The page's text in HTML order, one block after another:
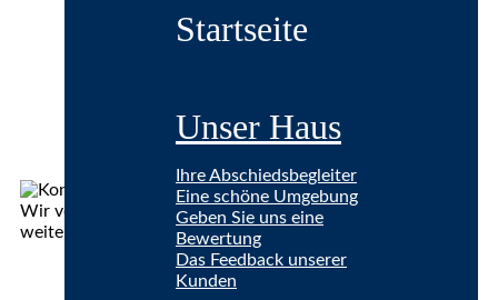
Startseite
Unser Haus
Ihre Abschiedsbegleiter
Eine schöne Umgebung
Geben Sie uns eine
Bewertung
Das Feedback unserer
Kunden